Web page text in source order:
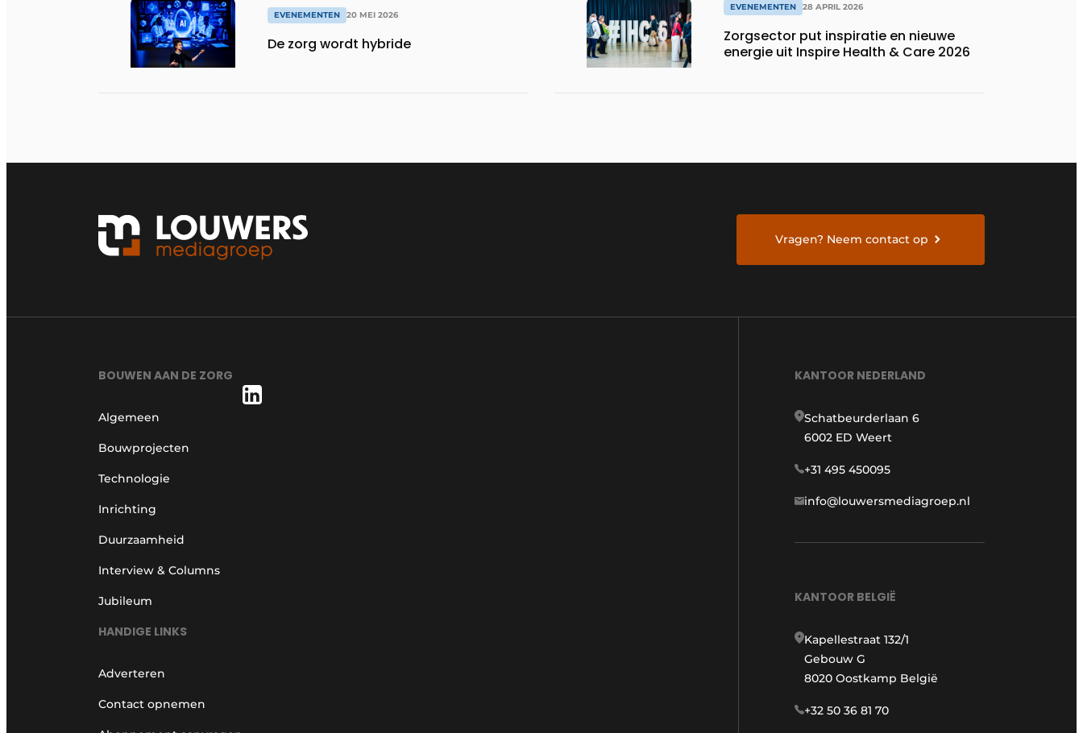
EVENEMENTEN 20 MEI 2026
De zorg wordt hybride
EVENEMENTEN 28 APRIL 2026
Zorgsector put inspiratie en nieuwe
energie uit Inspire Health & Care 2026
Vragen? Neem contact op
BOUWEN AAN DE ZORG
Algemeen
Bouwprojecten
Technologie
Inrichting
Duurzaamheid
Interview & Columns
Jubileum
HANDIGE LINKS
Adverteren
Contact opnemen
KANTOOR NEDERLAND
Schatbeurderlaan 6
6002 ED Weert
+31 495 450095
info@louwersmediagroep.nl
KANTOOR BELGIË
Kapellestraat 132/1
Gebouw G
8020 Oostkamp België
+32 50 36 81 70